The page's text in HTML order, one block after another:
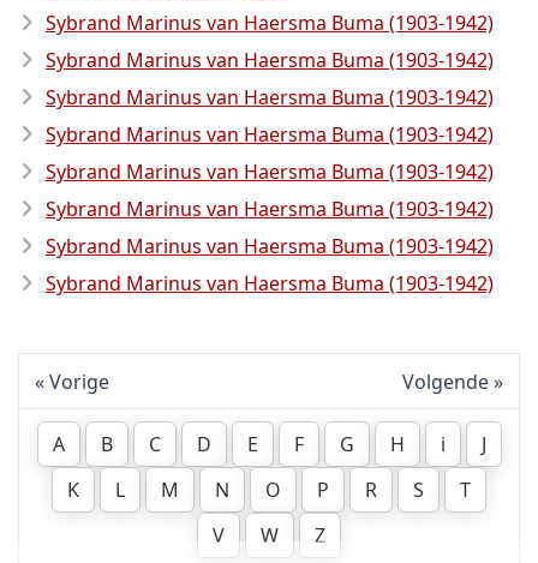
Sybrand Marinus van Haersma Buma (1903-1942)
Sybrand Marinus van Haersma Buma (1903-1942)
Sybrand Marinus van Haersma Buma (1903-1942)
Sybrand Marinus van Haersma Buma (1903-1942)
Sybrand Marinus van Haersma Buma (1903-1942)
Sybrand Marinus van Haersma Buma (1903-1942)
Sybrand Marinus van Haersma Buma (1903-1942)
Sybrand Marinus van Haersma Buma (1903-1942)
Vorige Volgende
A B C D E F G H i
J
K
L M N O P R S
T
V
W Z